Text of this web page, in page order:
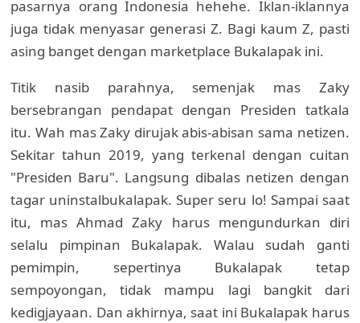
pasarnya orang Indonesia hehehe. Iklan-iklannya
juga tidak menyasar generasi Z. Bagi kaum Z, pasti
asing banget dengan marketplace Bukalapak ini.
Titik nasib parahnya, semenjak mas Zaky
bersebrangan pendapat dengan Presiden tatkala
itu. Wah mas Zaky dirujak abis-abisan sama netizen.
Sekitar tahun 2019, yang terkenal dengan cuitan
"Presiden Baru". Langsung dibalas netizen dengan
tagar uninstalbukalapak. Super seru lo! Sampai saat
itu, mas Ahmad Zaky harus mengundurkan diri
selalu pimpinan Bukalapak. Walau sudah ganti
pemimpin, sepertinya Bukalapak tetap
sempoyongan, tidak mampu lagi bangkit dari
kedigjayaan. Dan akhirnya, saat ini Bukalapak harus